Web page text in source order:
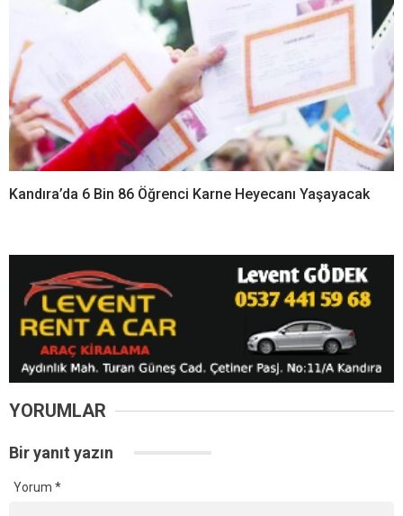
Kandıra’da 6 Bin 86 Öğrenci Karne Heyecanı Yaşayacak
YORUMLAR
Bir yanıt yazın
Yorum *